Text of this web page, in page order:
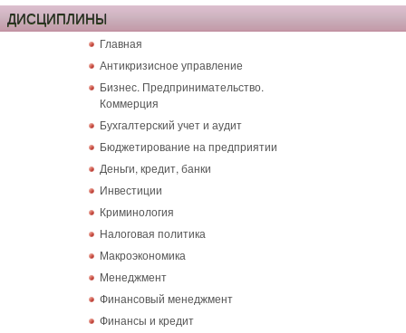
ДИСЦИПЛИНЫ
Главная
Антикризисное управление
Бизнес. Предпринимательство.
Коммерция
Бухгалтерский учет и аудит
Бюджетирование на предприятии
Деньги, кредит, банки
Инвестиции
Криминология
Налоговая политика
Макроэкономика
Менеджмент
Финансовый менеджмент
Финансы и кредит